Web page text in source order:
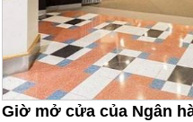
Giờ mở cửa của Ngân